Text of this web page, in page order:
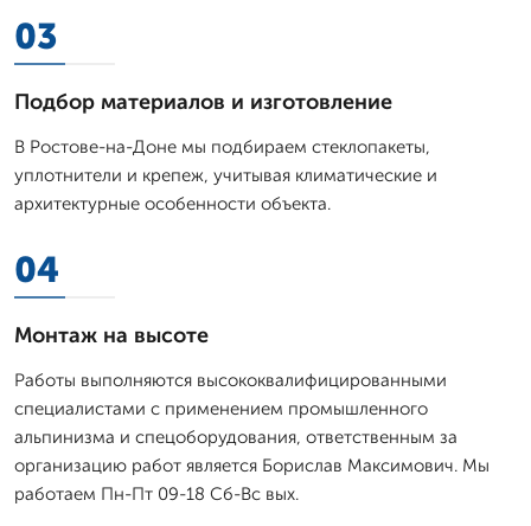
03
Подбор материалов и изготовление
В Ростове-на-Доне мы подбираем стеклопакеты,
уплотнители и крепеж, учитывая климатические и
архитектурные особенности объекта.
04
Монтаж на высоте
Работы выполняются высококвалифицированными
специалистами с применением промышленного
альпинизма и спецоборудования, ответственным за
организацию работ является Борислав Максимович. Мы
работаем Пн-Пт 09-18 Сб-Вс вых.